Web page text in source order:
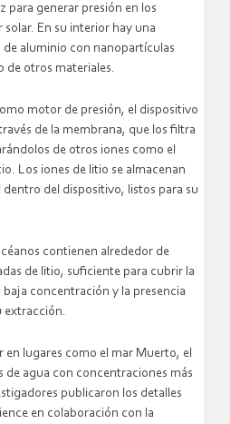
para generar presión en los
En su interior hay una
aluminio con nanopartículas
de otros materiales.
motor de presión, el dispositivo
de la membrana, que los filtra
de otros iones como el
Los iones de litio se almacenan
dentro del dispositivo, listos para su
contienen alrededor de
de litio, suficiente para cubrir la
concentración y la presencia
extracción.
en lugares como el mar Muerto, el
de agua con concentraciones más
publicaron los detalles
en colaboración con la